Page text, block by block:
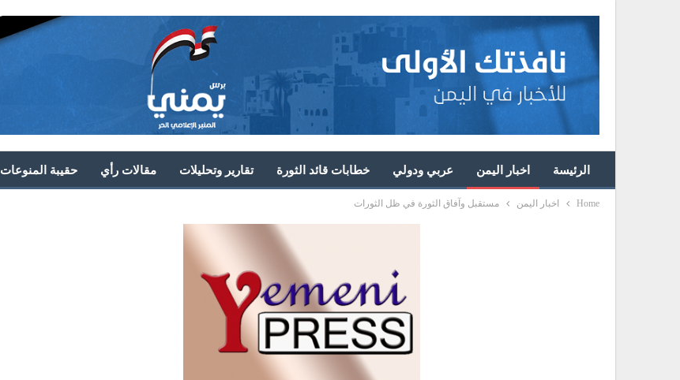
الرئيسة اخبار اليمن عربي ودولي خطابات قائد الثورة تقارير وتحليلات مقالات رأي حقيبة المنوعات
Home اخبار اليمن مستقبل وآفاق الثورة في ظل الثورات